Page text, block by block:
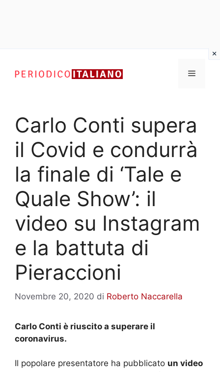
contenuto
Menu
Carlo Conti supera
il Covid e condurrà
la finale di ‘Tale e
Quale Show’: il
video su Instagram
e la battuta di
Pieraccioni
Novembre 20, 2020 di Roberto Naccarella
Carlo Conti è riuscito a superare il
coronavirus.
Il popolare presentatore ha pubblicato un video